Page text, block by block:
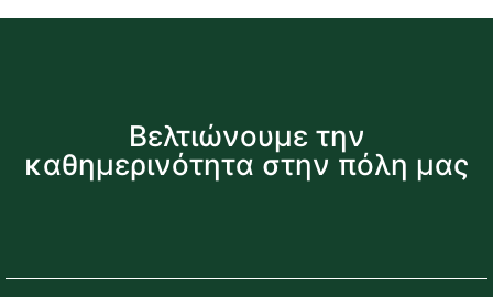
Βελτιώνουμε την
καθημερινότητα στην πόλη μας